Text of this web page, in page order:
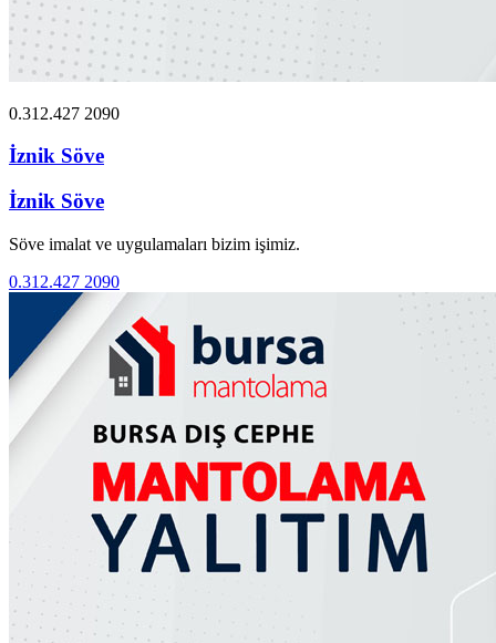
0.312.427 2090
İznik Söve
İznik Söve
Söve imalat ve uygulamaları bizim işimiz.
0.312.427 2090